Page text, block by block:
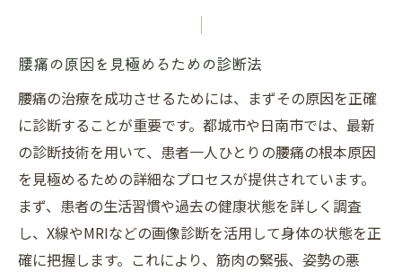
腰痛の原因を見極めるための診断法
腰痛の治療を成功させるためには、まずその原因を正確
に診断することが重要です。都城市や日南市では、最新
の診断技術を用いて、患者一人ひとりの腰痛の根本原因
を見極めるための詳細なプロセスが提供されています。
まず、患者の生活習慣や過去の健康状態を詳しく調査
し、X線やMRIなどの画像診断を活用して身体の状態を正
確に把握します。これにより、筋肉の緊張、姿勢の悪